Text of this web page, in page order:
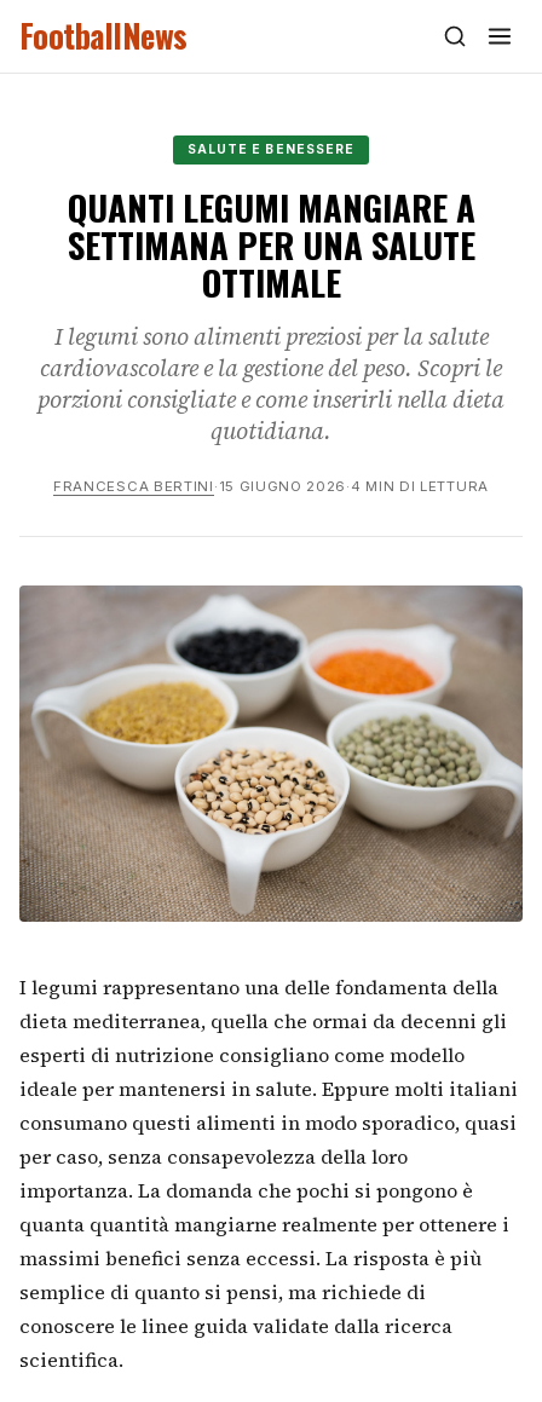
FootballNews
SALUTE E BENESSERE
QUANTI LEGUMI MANGIARE A
SETTIMANA PER UNA SALUTE
OTTIMALE
I legumi sono alimenti preziosi per la salute
cardiovascolare e la gestione del peso. Scopri le
porzioni consigliate e come inserirli nella dieta
quotidiana.
FRANCESCA BERTINI · 15 GIUGNO 2026 · 4 MIN DI LETTURA
I legumi rappresentano una delle fondamenta della
dieta mediterranea, quella che ormai da decenni gli
esperti di nutrizione consigliano come modello
ideale per mantenersi in salute. Eppure molti italiani
consumano questi alimenti in modo sporadico, quasi
per caso, senza consapevolezza della loro
importanza. La domanda che pochi si pongono è
quanta quantità mangiarne realmente per ottenere i
massimi benefici senza eccessi. La risposta è più
semplice di quanto si pensi, ma richiede di
conoscere le linee guida validate dalla ricerca
scientifica.